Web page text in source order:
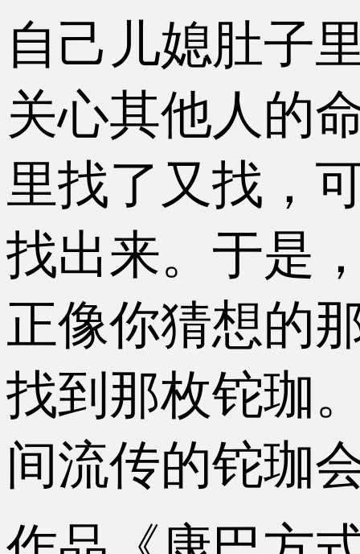
自己儿媳肚子
关心其他人的
里找了又找，
找出来。于是
正像你猜想的
找到那枚铊珈
间流传的铊珈